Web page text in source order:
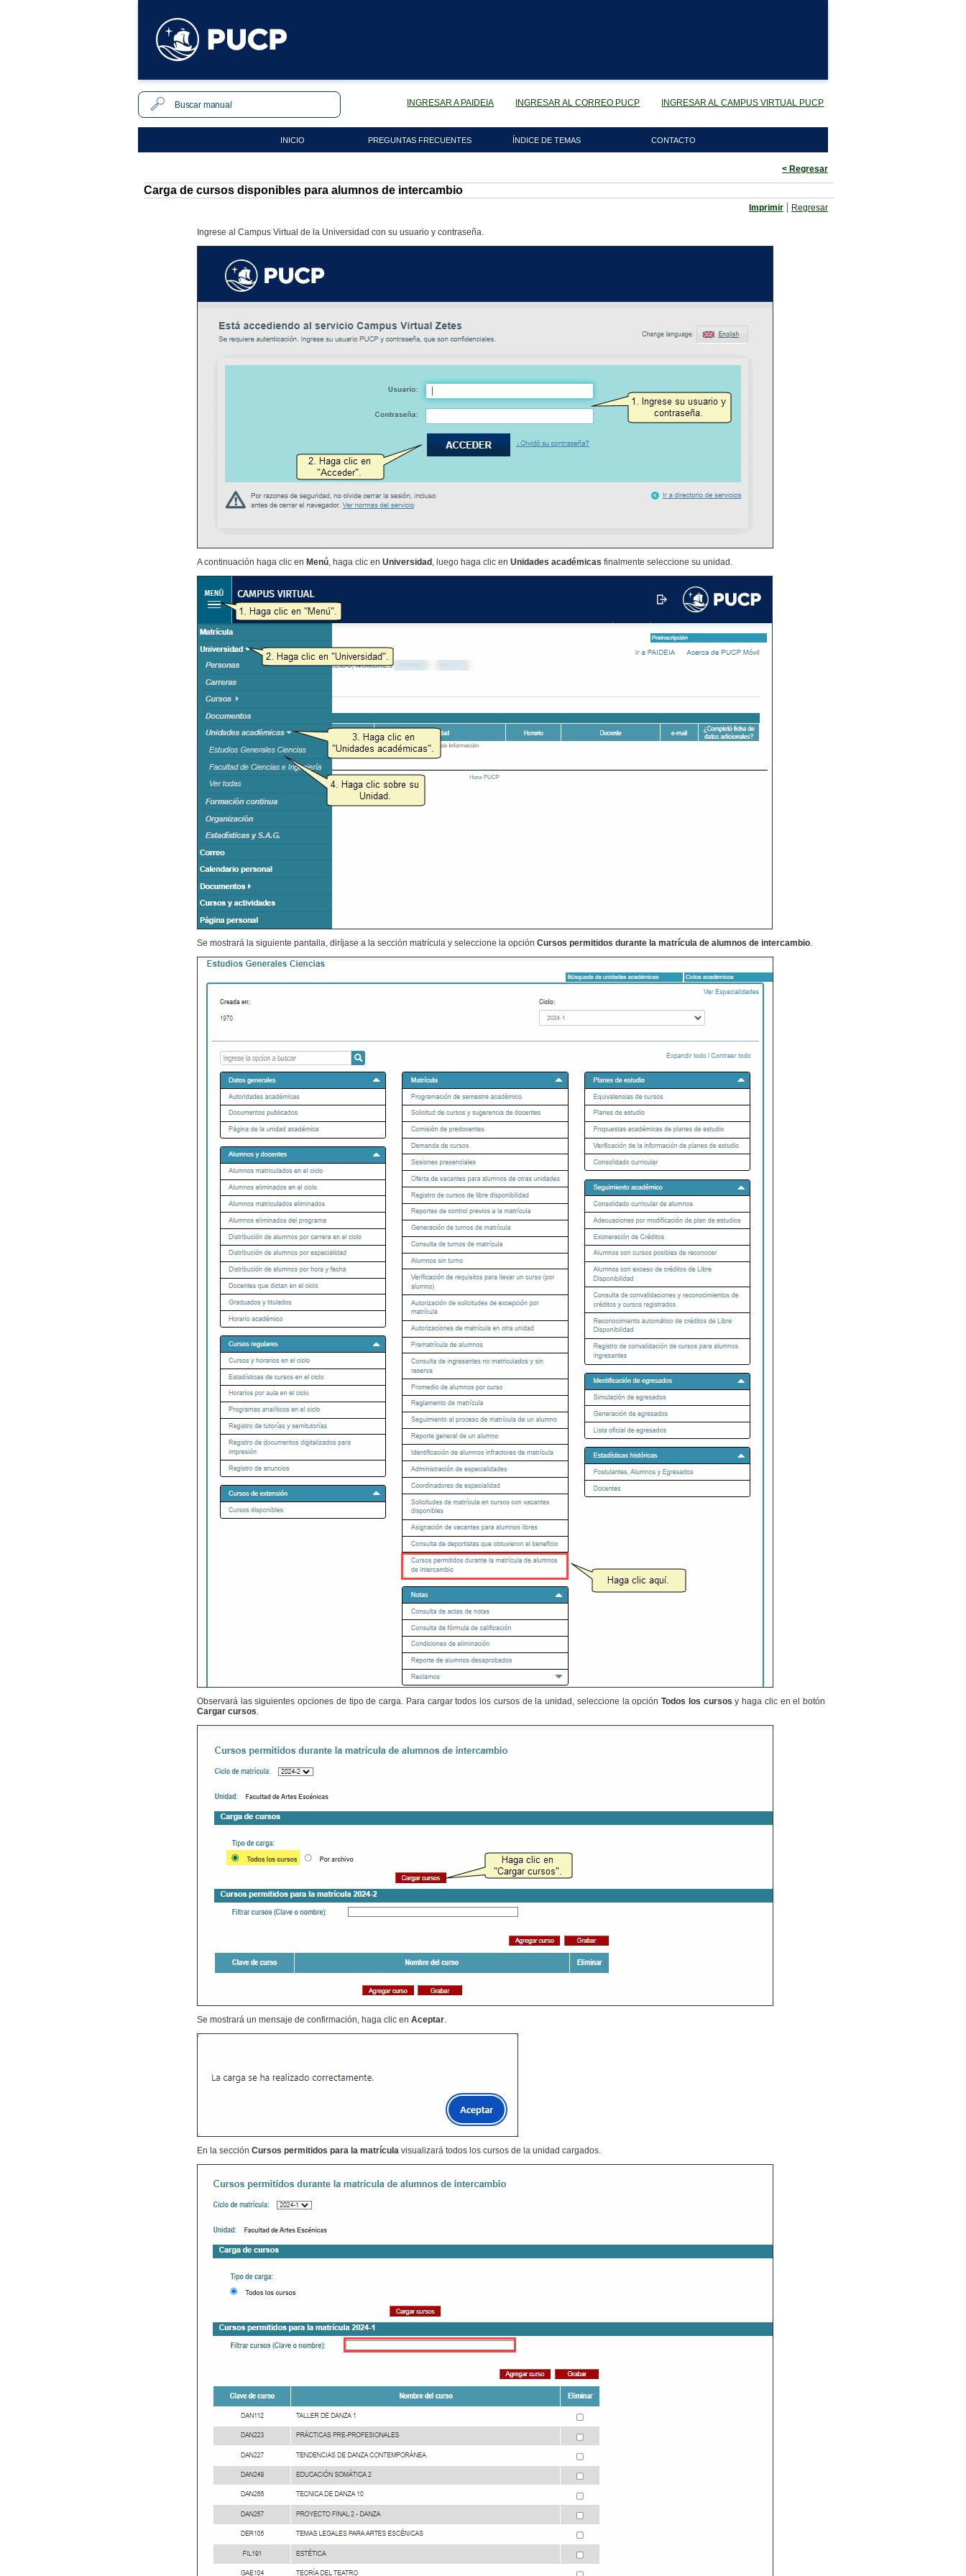
INGRESAR A PAIDEIA INGRESAR AL CORREO PUCP INGRESAR AL CAMPUS VIRTUAL PUCP
INICIO PREGUNTAS FRECUENTES ÍNDICE DE TEMAS CONTACTO
< Regresar
Carga de cursos disponibles para alumnos de intercambio
Imprimir | Regresar
Ingrese al Campus Virtual de la Universidad con su usuario y contraseña.
A continuación haga clic en Menú, haga clic en Universidad , luego haga clic en Unidades académicas finalmente seleccione su unidad.
Se mostrará la siguiente pantalla, diríjase a la sección matrícula y seleccione la opción Cursos permitidos durante la matrícula de alumnos de intercambio.
Observará las siguientes opciones de tipo de carga. Para cargar todos los cursos de la unidad, seleccione la opciónTodos los cursos y haga clic en el botón
Cargar cursos.
Se mostrará un mensaje de confirmación, haga clic en Aceptar.
En la sección Cursos permitidos para la matrícula visualizará todos los cursos de la unidad cargados.